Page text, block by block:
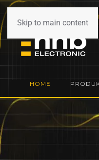
Skip to main content
HOME